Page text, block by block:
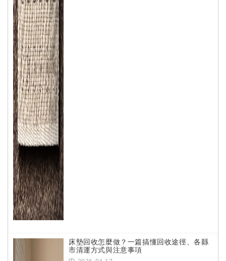
床墊回收怎麼做？一篇搞懂回收途徑、各縣
市清運方式與注意事項